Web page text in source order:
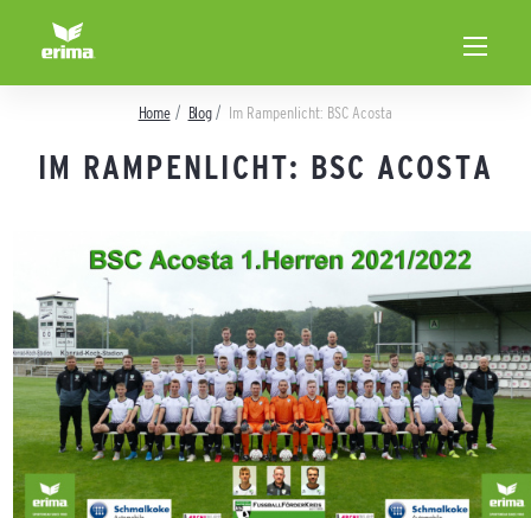
Home Blog Im Rampenlicht: BSC Acosta
IM RAMPENLICHT: BSC ACOSTA